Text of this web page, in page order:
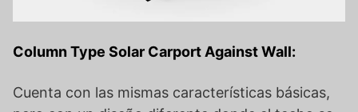
Column Type Solar Carport Against Wall:
Cuenta con las mismas características básicas,